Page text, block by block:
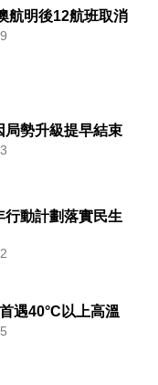
航明後12航班取消
局勢升級提早結束
行動計劃落實民生
遇40°C以上高溫